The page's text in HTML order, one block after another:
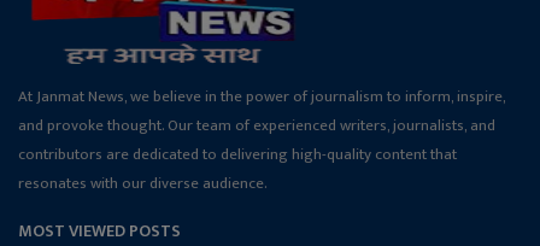
At Janmat News, we believe in the power of journalism to inform, inspire,
and provoke thought. Our team of experienced writers, journalists, and
contributors are dedicated to delivering high-quality content that
resonates with our diverse audience.
MOST VIEWED POSTS